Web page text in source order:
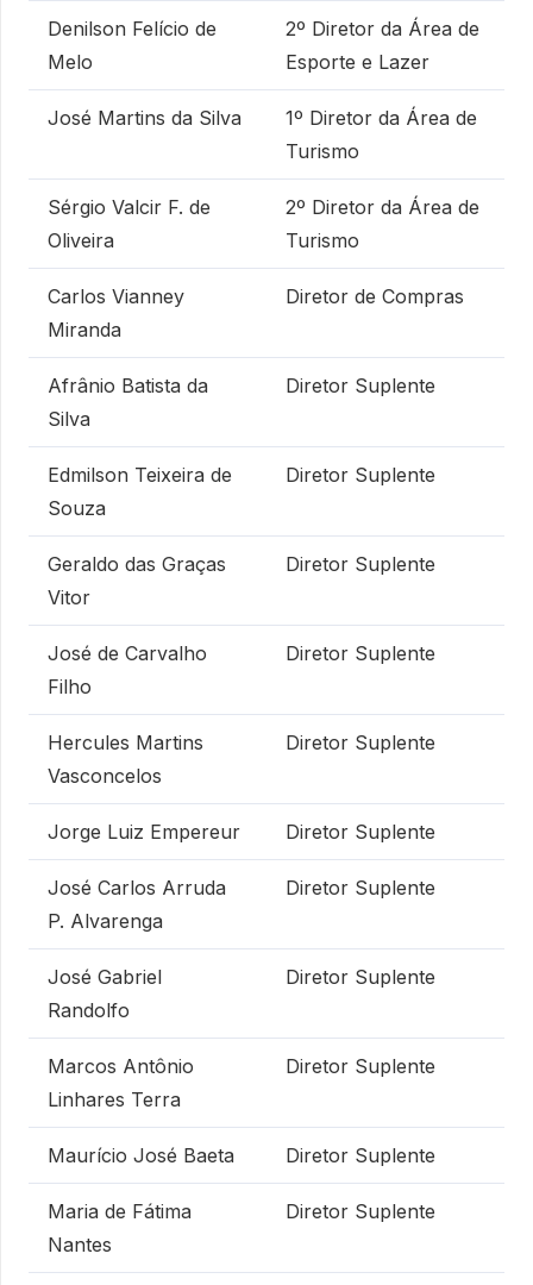
Denilson Felício de
Melo
2º Diretor da Área de
Esporte e Lazer
José Martins da Silva
1º Diretor da Área de
Turismo
Sérgio Valcir F. de
Oliveira
2º Diretor da Área de
Turismo
Carlos Vianney
Miranda
Diretor de Compras
Afrânio Batista da
Silva
Diretor Suplente
Edmilson Teixeira de
Souza
Diretor Suplente
Geraldo das Graças
Vitor
Diretor Suplente
José de Carvalho
Filho
Diretor Suplente
Hercules Martins
Vasconcelos
Diretor Suplente
Jorge Luiz Empereur Diretor Suplente
José Carlos Arruda
P. Alvarenga
Diretor Suplente
José Gabriel
Randolfo
Diretor Suplente
Marcos Antônio
Linhares Terra
Diretor Suplente
Maurício José Baeta Diretor Suplente
Maria de Fátima
Nantes
Diretor Suplente